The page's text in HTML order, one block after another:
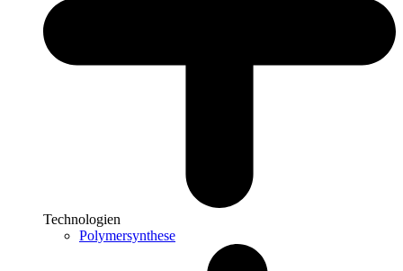
Technologien
Polymersynthese